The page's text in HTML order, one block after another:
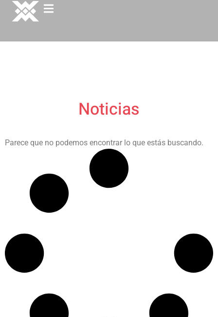
Noticias
Parece que no podemos encontrar lo que estás buscando.